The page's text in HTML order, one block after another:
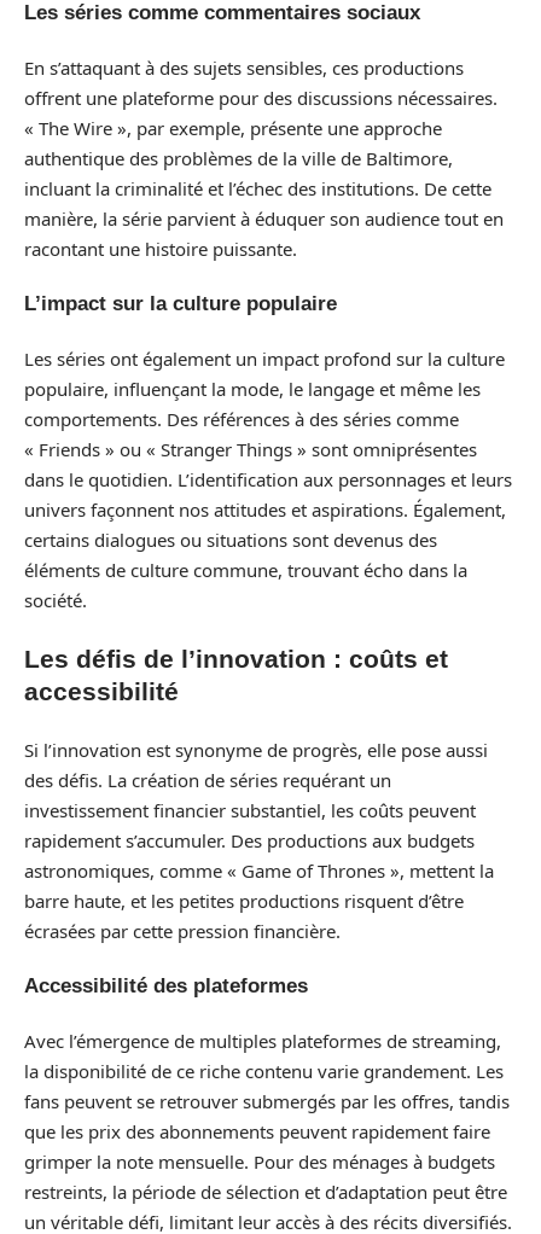
Les séries comme commentaires sociaux
En s’attaquant à des sujets sensibles, ces productions
offrent une plateforme pour des discussions nécessaires.
« The Wire », par exemple, présente une approche
authentique des problèmes de la ville de Baltimore,
incluant la criminalité et l’échec des institutions. De cette
manière, la série parvient à éduquer son audience tout en
racontant une histoire puissante.
L’impact sur la culture populaire
Les séries ont également un impact profond sur la culture
populaire, influençant la mode, le langage et même les
comportements. Des références à des séries comme
« Friends » ou « Stranger Things » sont omniprésentes
dans le quotidien. L’identification aux personnages et leurs
univers façonnent nos attitudes et aspirations. Également,
certains dialogues ou situations sont devenus des
éléments de culture commune, trouvant écho dans la
société.
Les défis de l’innovation : coûts et
accessibilité
Si l’innovation est synonyme de progrès, elle pose aussi
des défis. La création de séries requérant un
investissement financier substantiel, les coûts peuvent
rapidement s’accumuler. Des productions aux budgets
astronomiques, comme « Game of Thrones », mettent la
barre haute, et les petites productions risquent d’être
écrasées par cette pression financière.
Accessibilité des plateformes
Avec l’émergence de multiples plateformes de streaming,
la disponibilité de ce riche contenu varie grandement. Les
fans peuvent se retrouver submergés par les offres, tandis
que les prix des abonnements peuvent rapidement faire
grimper la note mensuelle. Pour des ménages à budgets
restreints, la période de sélection et d’adaptation peut être
un véritable défi, limitant leur accès à des récits diversifiés.